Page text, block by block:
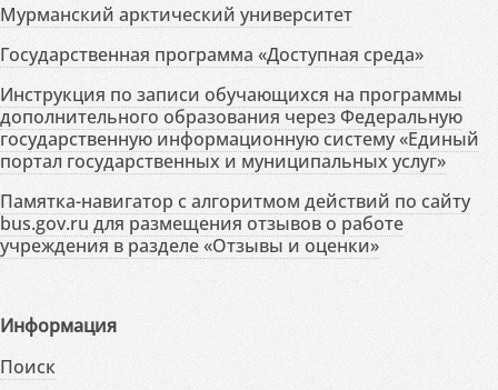
Мурманский арктический университет
Государственная программа «Доступная среда»
Инструкция по записи обучающихся на программы
дополнительного образования через Федеральную
государственную информационную систему «Единый
портал государственных и муниципальных услуг»
Памятка-навигатор с алгоритмом действий по сайту
bus.gov.ru для размещения отзывов о работе
учреждения в разделе «Отзывы и оценки»
Информация
Поиск